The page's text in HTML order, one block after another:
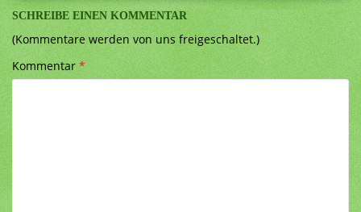
SCHREIBE EINEN KOMMENTAR
(Kommentare werden von uns freigeschaltet.)
Kommentar*